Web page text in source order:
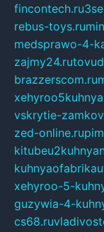
fincontech.ru
rebus-toys.ru
medsprawo-4-
zajmy24.ru
brazzerscom.ru
vskrytie-
zed-online.ru
xehyroo-5-
guzywia-4-
cs68.ru